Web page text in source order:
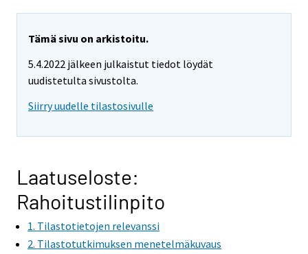
Tämä sivu on arkistoitu.
5.4.2022 jälkeen julkaistut tiedot löydät
uudistetulta sivustolta.
Siirry uudelle tilastosivulle
Laatuseloste:
Rahoitustilinpito
1. Tilastotietojen relevanssi
2. Tilastotutkimuksen menetelmäkuvaus